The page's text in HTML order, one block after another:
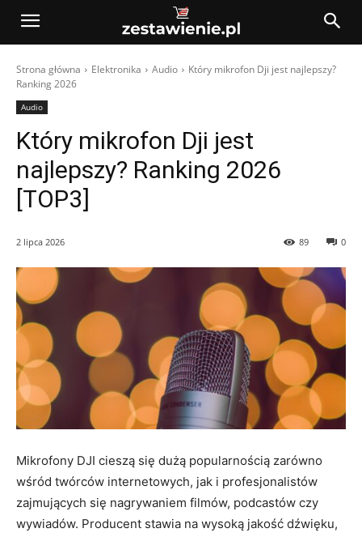
Strona główna Elektronika Audio
Który mikrofon Dji jest najlepszy?
Ranking 2026
Audio
Który mikrofon Dji jest
najlepszy? Ranking 2026
[TOP3]
2 lipca 2026 0
89
Mikrofony DJI cieszą się dużą popularnością zarówno
wśród twórców internetowych, jak i profesjonalistów
zajmujących się nagrywaniem filmów, podcastów czy
wywiadów. Producent stawia na wysoką jakość dźwięku,